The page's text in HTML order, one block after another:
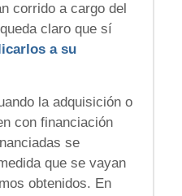
corrido a cargo del
claro que sí
a su
la adquisición o
con financiación
se
que se vayan
obtenidos. En